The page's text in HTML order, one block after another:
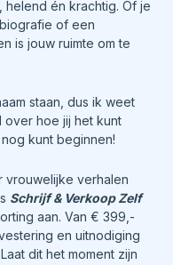
helend én krachtig. Of je
of een
is jouw ruimte om te
staan, dus ik weet
over hoe jij het kunt
kunt beginnen!
vrouwelijke verhalen
Schrijf & Verkoop Zelf
aan. Van € 399,-
en uitnodiging
dit het moment zijn